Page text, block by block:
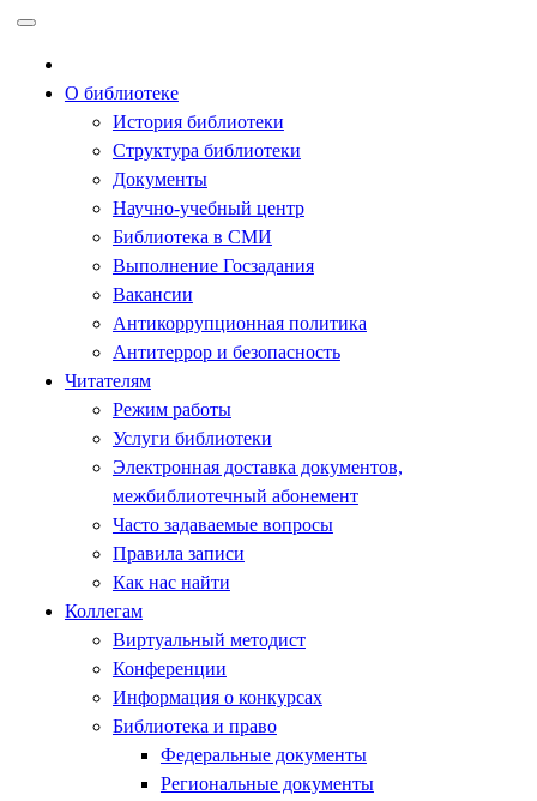
содержимому
О библиотеке
История библиотеки
Структура библиотеки
Документы
Научно-учебный центр
Библиотека в СМИ
Выполнение Госзадания
Вакансии
Антикоррупционная политика
Антитеррор и безопасность
Читателям
Режим работы
Услуги библиотеки
Электронная доставка документов,
межбиблиотечный абонемент
Часто задаваемые вопросы
Правила записи
Как нас найти
Коллегам
Виртуальный методист
Конференции
Информация о конкурсах
Библиотека и право
Федеральные документы
Региональные документы